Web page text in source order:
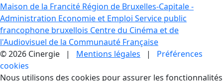
Maison de la Francité Région de Bruxelles-Capitale -
Administration Economie et Emploi Service public
francophone bruxellois Centre du Cinéma et de
l'Audiovisuel de la Communauté Française
© 2026 Cinergie | Mentions légales | Préférences
cookies
Nous utilisons des cookies pour assurer les fonctionnalités